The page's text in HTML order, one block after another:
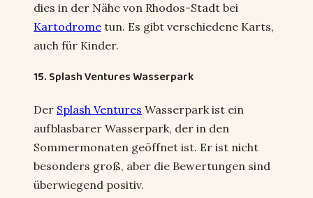
dies in der Nähe von Rhodos-Stadt bei
Kartodrome tun. Es gibt verschiedene Karts,
auch für Kinder.
15. Splash Ventures Wasserpark
Der Splash Ventures Wasserpark ist ein
aufblasbarer Wasserpark, der in den
Sommermonaten geöffnet ist. Er ist nicht
besonders groß, aber die Bewertungen sind
überwiegend positiv.